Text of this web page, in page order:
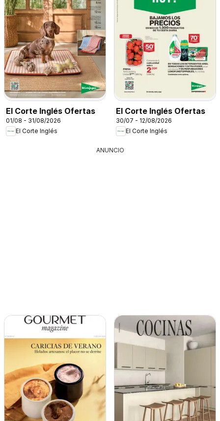
El Corte Inglés Ofertas
01/08 - 31/08/2026
El Corte Inglés
El Corte Inglés Ofertas
30/07 - 12/08/2026
El Corte Inglés
ANUNCIO